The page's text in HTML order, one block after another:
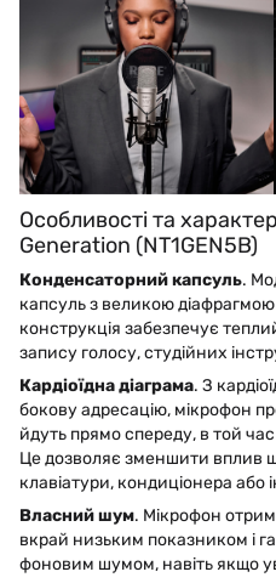
Особливості та
Generation (NT1GEN5B)
Конденсаторний капсуль.
капсуль з великою
конструкція забезпечує
запису голосу, студійних
Кардіоїдна діаграма. З
бокову адресацію, мікрофон
йдуть прямо спереду, в той
Це дозволяє зменшити вплив
клавіатури, кондиціонера або
Власний шум. Мікрофон
вкрай низьким показником і
фоновим шумом, навіть якщо